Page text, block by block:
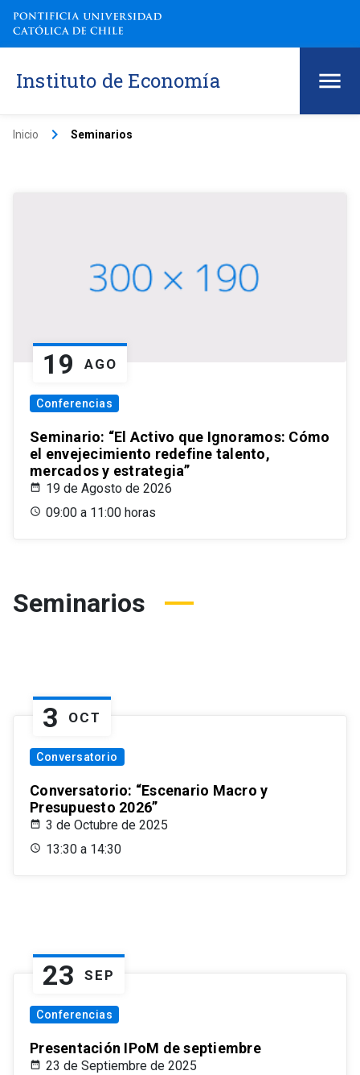
Instituto de Economía
Inicio keyboard_arrow_right Seminarios
19 AGO
Conferencias
Seminario: “El Activo que Ignoramos: Cómo
el envejecimiento redefine talento,
mercados y estrategia”
19 de Agosto de 2026
09:00 a 11:00 horas
Seminarios
3 OCT
Conversatorio
Conversatorio: “Escenario Macro y
Presupuesto 2026”
3 de Octubre de 2025
13:30 a 14:30
23 SEP
Conferencias
Presentación IPoM de septiembre
23 de Septiembre de 2025